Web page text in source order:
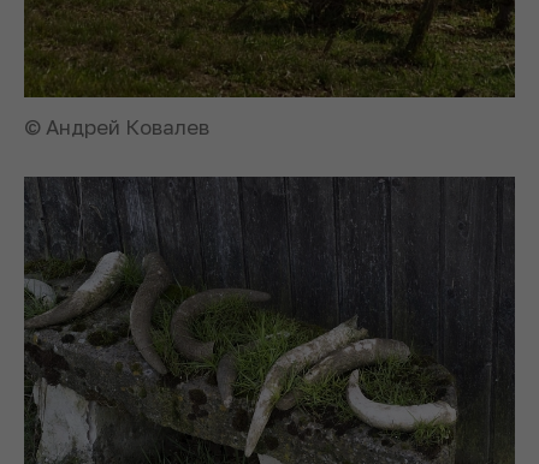
© Андрей Ковалев